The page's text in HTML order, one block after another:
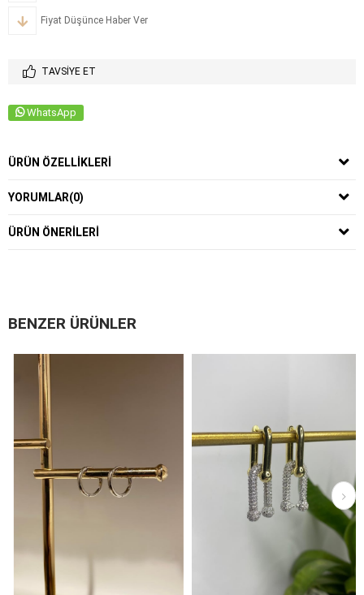
Fiyat Düşünce Haber Ver
TAVSIYE ET
WhatsApp
ÜRÜN ÖZELLIKLERI
YORUMLAR(0)
ÜRÜN ÖNERILERI
BENZER ÜRÜNLER